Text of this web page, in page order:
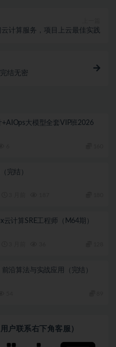
云计算服务，项目上云最佳实践
结无密
+AIOps大模型全套VIP班2026
完结）
云计算SRE工程师（M64期）
沿算法与实战应用（完结）
户联系右下角客服）